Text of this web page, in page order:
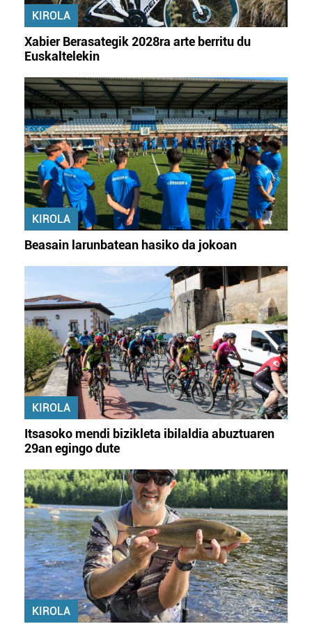
KIROLA
Xabier Berasategik 2028ra arte berritu du
Euskaltelekin
KIROLA
Beasain larunbatean hasiko da jokoan
KIROLA
Itsasoko mendi bizikleta ibilaldia abuztuaren
29an egingo dute
KIROLA